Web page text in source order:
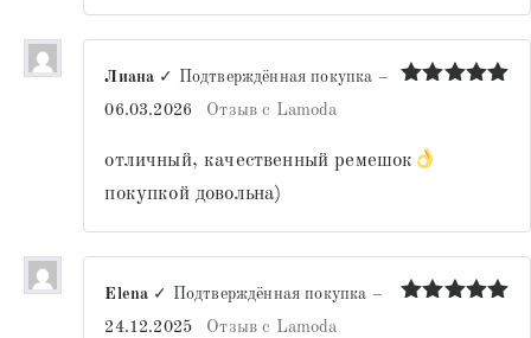
Лиана ✓ Подтверждённая покупка –
06.03.2026
Отзыв с Lamoda
отличный, качественный ремешок
покупкой довольна)
Elena ✓ Подтверждённая покупка –
24.12.2025
Отзыв с Lamoda